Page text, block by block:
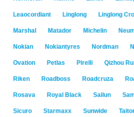
Leaocordiant Linglong Linglong
Marshal Matador Michelin
Nokian Nokiantyres Nordman
Ovation Petlas Pirelli Qizhou
Riken Roadboss Roadcruza
Rosava Royal Black Sailun
Sicuro Starmaxx Sunwide